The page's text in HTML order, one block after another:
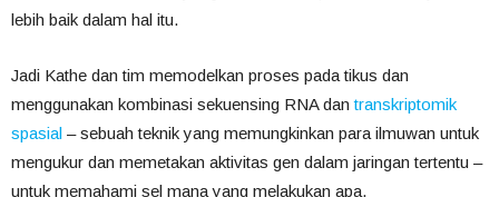
lebih baik dalam hal itu.
Jadi Kathe dan tim memodelkan proses pada tikus dan
menggunakan kombinasi sekuensing RNA dantranskriptomik
spasial – sebuah teknik yang memungkinkan para ilmuwan untuk
mengukur dan memetakan aktivitas gen dalam jaringan tertentu –
untuk memahami sel mana yang melakukan apa.